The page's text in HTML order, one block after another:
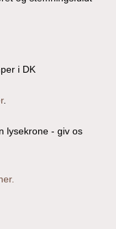
i DK
.
lysekrone - giv os